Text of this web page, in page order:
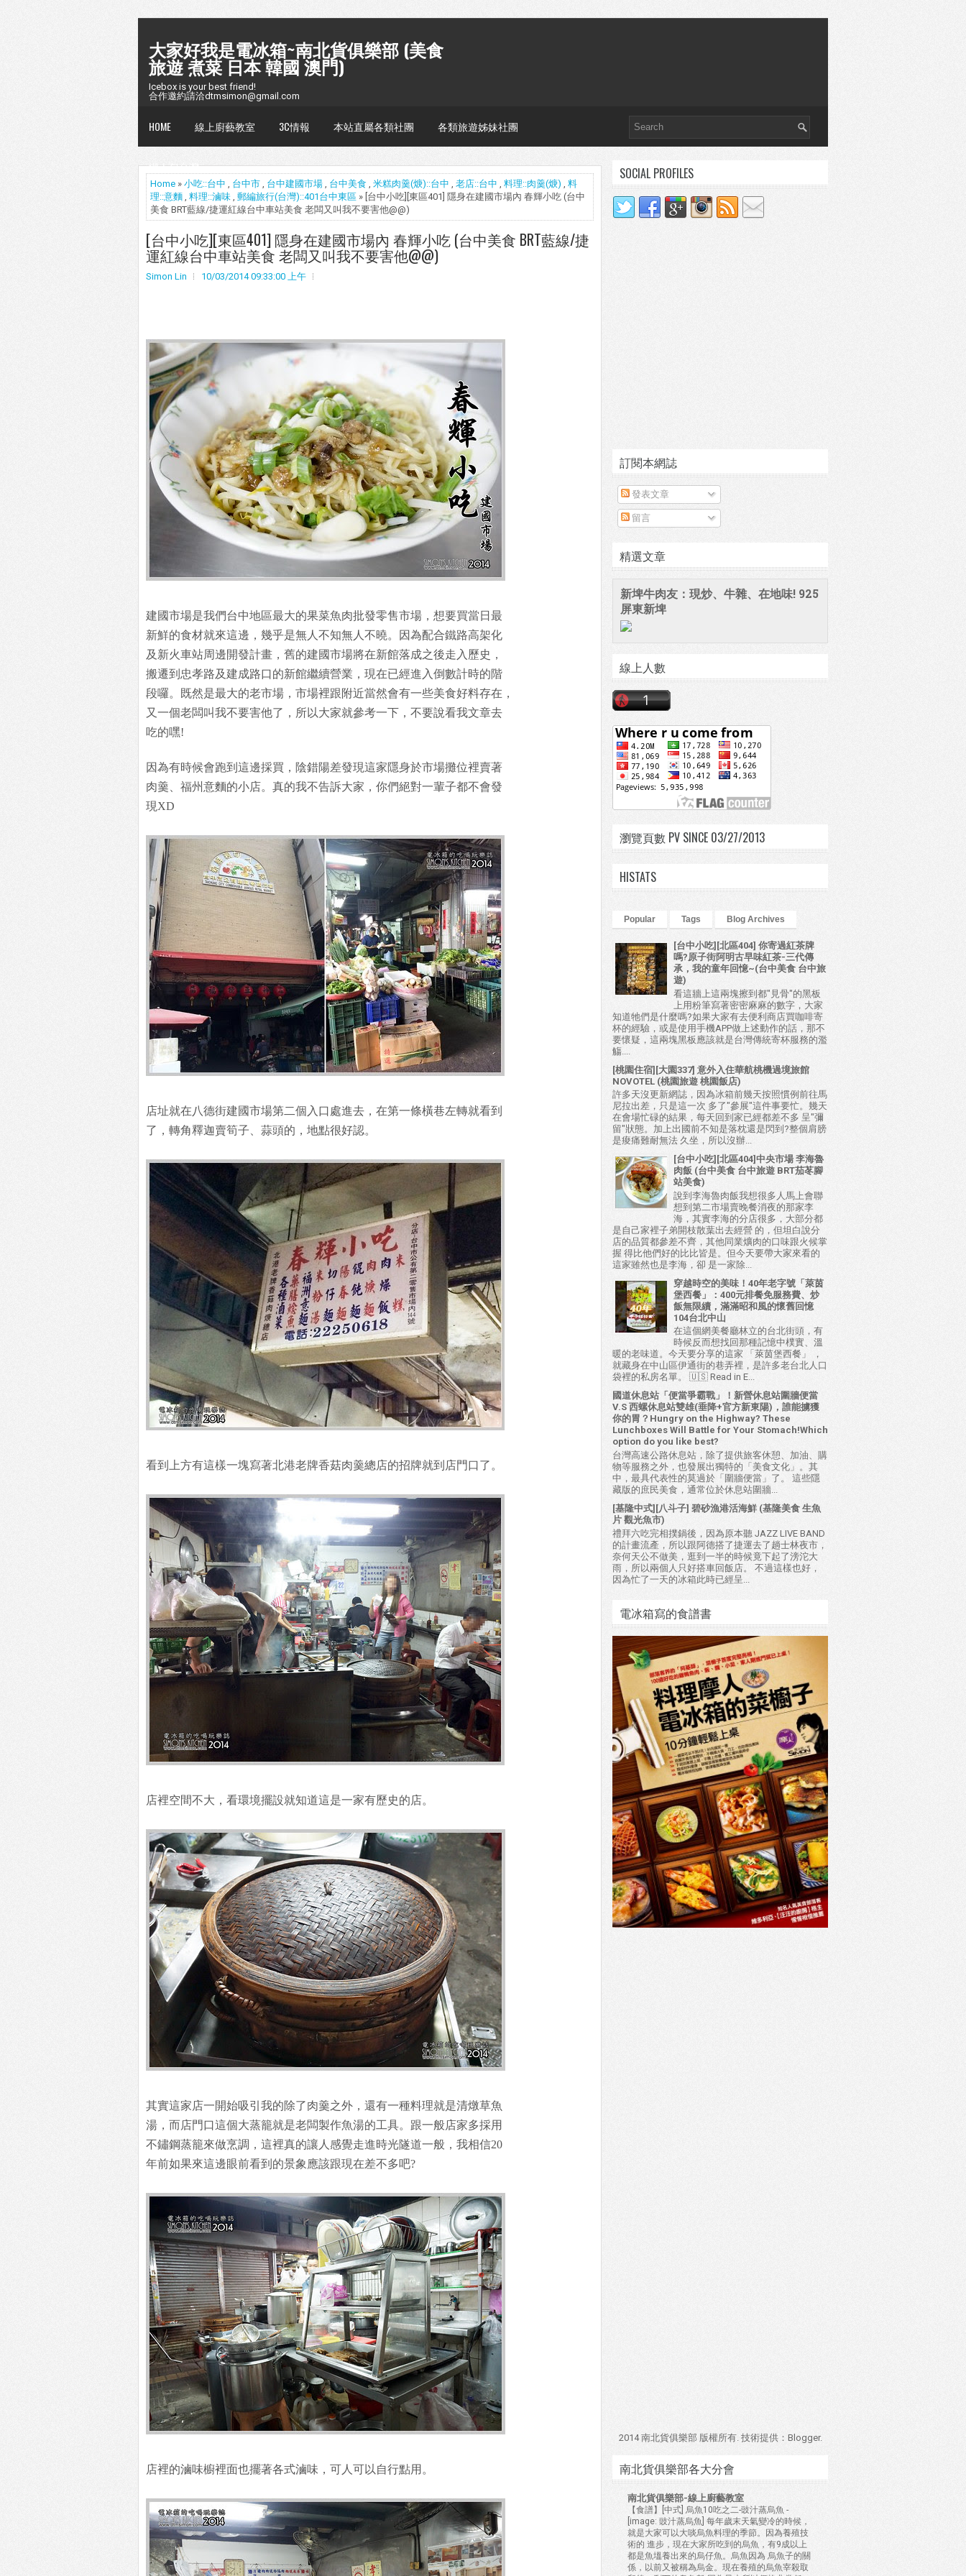
大家好我是電冰箱~南北貨俱樂部 (美食
旅遊 煮菜 日本 韓國 澳門)
Icebox is your best friend!
合作邀約請洽dtmsimon@gmail.com
HOME 線上廚藝教室 3C情報 本站直屬各類社團 各類旅遊姊妹社團
懶人包台灣
Home » 小吃::台中 , 台中市 , 台中建國市場 , 台中美食 , 米糕肉羹(焿)::台中 , 老店::台中 , 料理::肉羹(焿) , 料
理::意麵 , 料理::滷味 , 郵編旅行(台灣)::401台中東區 » [台中小吃][東區401] 隱身在建國市場內 春輝小吃 (台中
美食 BRT藍線/捷運紅線台中車站美食 老闆又叫我不要害他@@)
[台中小吃][東區401] 隱身在建國市場內 春輝小吃 (台中美食 BRT藍線/捷
運紅線台中車站美食 老闆又叫我不要害他@@)
Simon Lin 10/03/2014 09:33:00 上午
建國市場是我們台中地區最大的果菜魚肉批發零售市場，想要買當日最
新鮮的食材就來這邊，幾乎是無人不知無人不曉。因為配合鐵路高架化
及新火車站周邊開發計畫，舊的建國市場將在新館落成之後走入歷史，
搬遷到忠孝路及建成路口的新館繼續營業，現在已經進入倒數計時的階
段囉。既然是最大的老市場，市場裡跟附近當然會有一些美食好料存在，
又一個老闆叫我不要害他了，所以大家就參考一下，不要說看我文章去
吃的嘿!
因為有時候會跑到這邊採買，陰錯陽差發現這家隱身於市場攤位裡賣著
肉羹、福州意麵的小店。真的我不告訴大家，你們絕對一輩子都不會發
現XD
店址就在八德街建國市場第二個入口處進去，在第一條橫巷左轉就看到
了，轉角釋迦賣筍子、蒜頭的，地點很好認。
看到上方有這樣一塊寫著北港老牌香菇肉羹總店的招牌就到店門口了。
店裡空間不大，看環境擺設就知道這是一家有歷史的店。
其實這家店一開始吸引我的除了肉羹之外，還有一種料理就是清燉草魚
湯，而店門口這個大蒸籠就是老闆製作魚湯的工具。跟一般店家多採用
不鏽鋼蒸籠來做烹調，這裡真的讓人感覺走進時光隧道一般，我相信20
年前如果來這邊眼前看到的景象應該跟現在差不多吧?
店裡的滷味櫥裡面也擺著各式滷味，可人可以自行點用。
SOCIAL PROFILES
訂閱本網誌
發表文章
留言
精選文章
新埤牛肉友：現炒、牛雜、在地味! 925
屏東新埤
線上人數
瀏覽頁數 PV SINCE 03/27/2013
HISTATS
Popular Tags Blog Archives
[台中小吃][北區404] 你寄過紅茶牌
嗎?原子街阿明古早味紅茶-三代傳
承，我的童年回憶~(台中美食 台中旅
遊)
看這牆上這兩塊擦到都"見骨"的黑板
上用粉筆寫著密密麻麻的數字，大家
知道牠們是什麼嗎?如果大家有去便利商店買咖啡寄
杯的經驗，或是使用手機APP做上述動作的話，那不
要懷疑，這兩塊黑板應該就是台灣傳統寄杯服務的濫
觴....
[桃園住宿][大園337] 意外入住華航桃機過境旅館
NOVOTEL (桃園旅遊 桃園飯店)
許多天沒更新網誌，因為冰箱前幾天按照慣例前往馬
尼拉出差，只是這一次 多了"參展"這件事要忙。幾天
在會場忙碌的結果，每天回到家已經都差不多 呈"彌
留"狀態。加上出國前不知是落枕還是閃到?整個肩膀
是痠痛難耐無法 久坐，所以沒辦...
[台中小吃][北區404]中央市場 李海魯
肉飯 (台中美食 台中旅遊 BRT茄苳腳
站美食)
說到李海魯肉飯我想很多人馬上會聯
想到第二市場賣晚餐消夜的那家李
海，其實李海的分店很多，大部分都
是自己家裡子弟開枝散葉出去經營 的，但坦白說分
店的品質都參差不齊，其他同業爌肉的口味跟火候掌
握 得比他們好的比比皆是。但今天要帶大家來看的
這家雖然也是李海，卻 是一家除...
穿越時空的美味！40年老字號「萊茵
堡西餐」：400元排餐免服務費、炒
飯無限續，滿滿昭和風的懷舊回憶
104台北中山
在這個網美餐廳林立的台北街頭，有
時候反而想找回那種記憶中樸實、溫
暖的老味道。今天要分享的這家 「萊茵堡西餐」 ，
就藏身在中山區伊通街的巷弄裡，是許多老台北人口
袋裡的私房名單。 🇺🇸 Read in E...
國道休息站「便當爭霸戰」！新營休息站圍牆便當
V.S 西螺休息站雙雄(垂降+官方新東陽)，誰能擄獲
你的胃？Hungry on the Highway? These
Lunchboxes Will Battle for Your Stomach!Which
option do you like best?
台灣高速公路休息站，除了提供旅客休憩、加油、購
物等服務之外，也發展出獨特的「美食文化」。其
中，最具代表性的莫過於「圍牆便當」了。 這些隱
藏版的庶民美食，通常位於休息站圍牆...
[基隆中式][八斗子] 碧砂漁港活海鮮 (基隆美食 生魚
片 觀光魚市)
禮拜六吃完相撲鍋後，因為原本聽 JAZZ LIVE BAND
的計畫流產，所以跟阿德搭了捷運去了趟士林夜市，
奈何天公不做美，逛到一半的時候竟下起了滂沱大
雨，所以兩個人只好搭車回飯店。 不過這樣也好，
因為忙了一天的冰箱此時已經呈...
電冰箱寫的食譜書
2014 南北貨俱樂部 版權所有. 技術提供： Blogger.
南北貨俱樂部各大分會
南北貨俱樂部-線上廚藝教室
【食譜】[中式] 烏魚10吃之二-豉汁蒸烏魚 -
[image: 豉汁蒸烏魚] 每年歲末天氣變冷的時候，
就是大家可以大啖烏魚料理的季節。因為養殖技
術的 進步，現在大家所吃到的烏魚，有9成以上
都是魚塭養出來的烏仔魚。烏魚因為 烏魚子的關
係，以前又被稱為烏金。現在養殖的烏魚宰殺取